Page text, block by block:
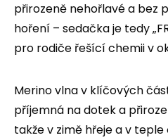
přirozeně nehořlavé a bez
hoření – sedačka je tedy
pro rodiče řešící chemii v
Merino vlna v klíčových
příjemná na dotek a
takže v zimě hřeje a v